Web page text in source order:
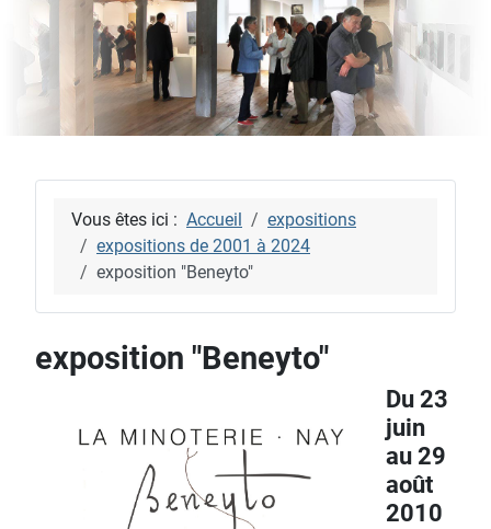
Vous êtes ici : Accueil
expositions
expositions de 2001 à 2024
exposition "Beneyto"
exposition "Beneyto"
Du 23
juin
au 29
août
2010